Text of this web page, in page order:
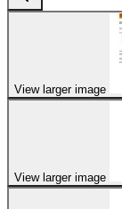
View larger image
View larger image